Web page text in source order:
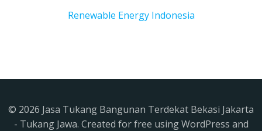
Renewable Energy Indonesia
© 2026 Jasa Tukang Bangunan Terdekat Bekasi Jakarta
- Tukang Jawa. Created for free using WordPress and